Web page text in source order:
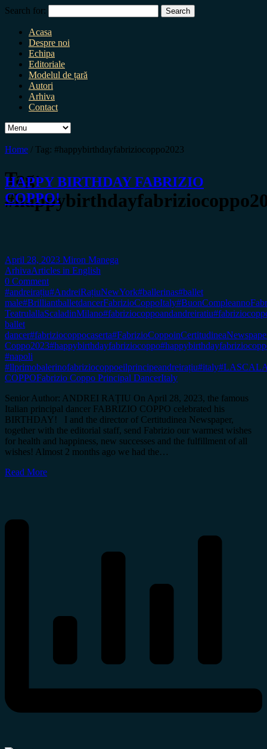
Search for:
Acasa
Despre noi
Echipa
Editoriale
Modelul de țară
Autori
Arhiva
Contact
Home / Tag: #happybirthdayfabriziocoppo2023
Tag:
HAPPY BIRTHDAY FABRIZIO
COPPO!
April 28, 2023 Miron Manega
ArhivaArticles in English
0 Comment
#andreirațiu#AndreiRațiuNewYork#ballerinas#ballet
male#BrilliantballetdancerFabrizioCoppoItaly
TeatrulallaScaladinMilano#fabriziocoppoandandreiratiu
ballet
dancer#fabriziocoppocaserta
Coppo2023#happybirthdayfabriziocoppo
#napoli
#llprimobalerinofabriziocoppoeilprincipeandreirațiu#italy
COPPOFabrizio Coppo Principal DancerItaly
Senior Author: ANDREI RAȚIU On April 28, 2023, the famous
Italian principal dancer FABRIZIO COPPO celebrated his
BIRTHDAY! I and the director of Certitudinea Newspaper,
together with the editorial staff, send Fabrizio our warmest wishes
for health and happiness, new successes and the fulfillment of all
wishes! Almost 2 months ago we had the…
Read More